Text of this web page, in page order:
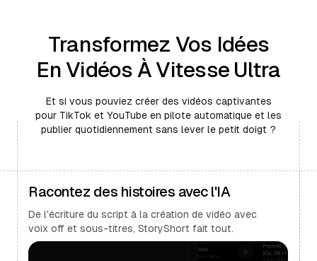
Transformez Vos Idées
En Vidéos À Vitesse Ultra
Et si vous pouviez créer des vidéos captivantes
pour TikTok et YouTube en pilote automatique et les
publier quotidiennement sans lever le petit doigt ?
Racontez des histoires avec l'IA
De l'écriture du script à la création de vidéo avec
voix off et sous-titres, StoryShort fait tout.